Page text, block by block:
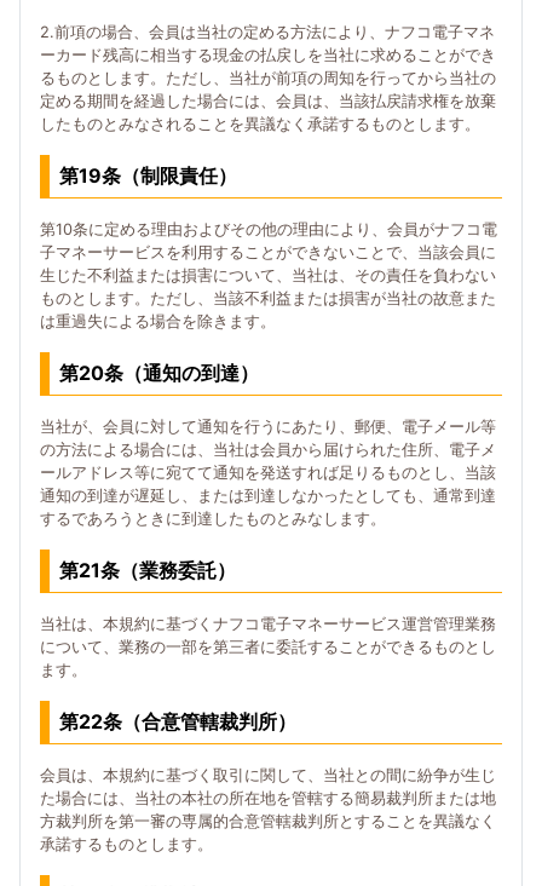
2.前項の場合、会員は当社の定める方法により、ナフコ電子マネ
ーカード残高に相当する現金の払戻しを当社に求めることができ
るものとします。ただし、当社が前項の周知を行ってから当社の
定める期間を経過した場合には、会員は、当該払戻請求権を放棄
したものとみなされることを異議なく承諾するものとします。
第19条（制限責任）
第10条に定める理由およびその他の理由により、会員がナフコ電
子マネーサービスを利用することができないことで、当該会員に
生じた不利益または損害について、当社は、その責任を負わない
ものとします。ただし、当該不利益または損害が当社の故意また
は重過失による場合を除きます。
第20条（通知の到達）
当社が、会員に対して通知を行うにあたり、郵便、電子メール等
の方法による場合には、当社は会員から届けられた住所、電子メ
ールアドレス等に宛てて通知を発送すれば足りるものとし、当該
通知の到達が遅延し、または到達しなかったとしても、通常到達
するであろうときに到達したものとみなします。
第21条（業務委託）
当社は、本規約に基づくナフコ電子マネーサービス運営管理業務
について、業務の一部を第三者に委託することができるものとし
ます。
第22条（合意管轄裁判所）
会員は、本規約に基づく取引に関して、当社との間に紛争が生じ
た場合には、当社の本社の所在地を管轄する簡易裁判所または地
方裁判所を第一審の専属的合意管轄裁判所とすることを異議なく
承諾するものとします。